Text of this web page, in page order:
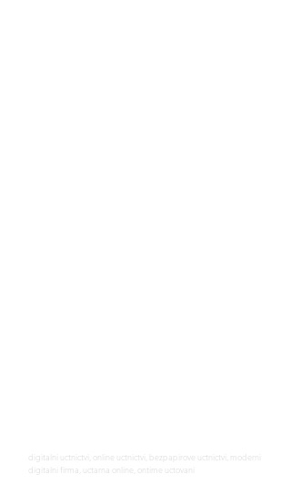
digitalni uctnictvi, online uctnictvi, bezpapirove uctnictvi, moderni
digitalni firma, uctarna online, ontime uctovani